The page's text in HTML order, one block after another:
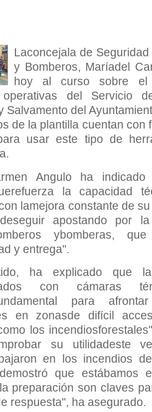
Laconcejala de
y Bomberos, Maríadel
hoy al curso sobre
operativas del Servicio
Salvamento del
de la plantilla cuentan con
usar este tipo de
Angulo ha
la capacidad
lamejora constante de
apostando por
ybomberas,
y entrega".
ha explicado que
con cámaras
para
en zonasde difícil
los
su utilidadeste
en los incendios
que estábamos
preparación son claves
respuesta", ha asegurado.